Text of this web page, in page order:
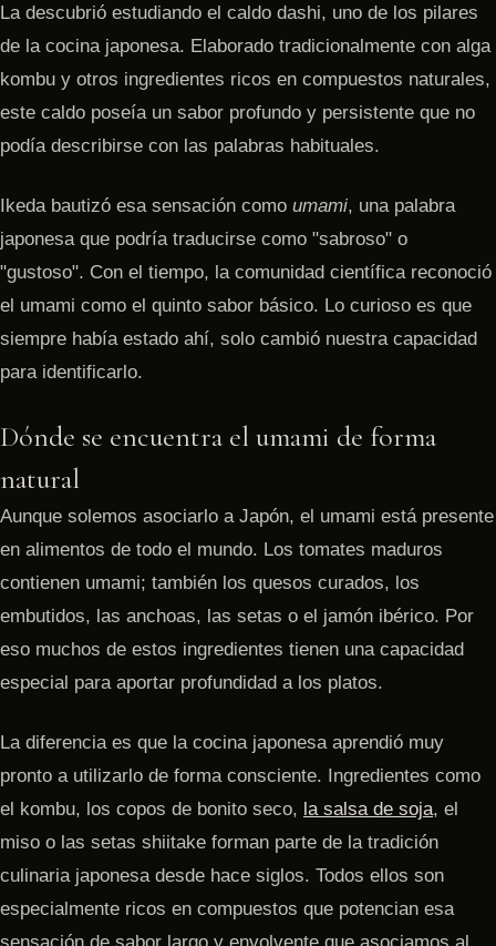
La descubrió estudiando el caldo dashi, uno de los pilares
de la cocina japonesa. Elaborado tradicionalmente con alga
kombu y otros ingredientes ricos en compuestos naturales,
este caldo poseía un sabor profundo y persistente que no
podía describirse con las palabras habituales.
Ikeda bautizó esa sensación como umami, una palabra
japonesa que podría traducirse como "sabroso" o
"gustoso". Con el tiempo, la comunidad científica reconoció
el umami como el quinto sabor básico. Lo curioso es que
siempre había estado ahí, solo cambió nuestra capacidad
para identificarlo.
Dónde se encuentra el umami de forma
natural
Aunque solemos asociarlo a Japón, el umami está presente
en alimentos de todo el mundo. Los tomates maduros
contienen umami; también los quesos curados, los
embutidos, las anchoas, las setas o el jamón ibérico. Por
eso muchos de estos ingredientes tienen una capacidad
especial para aportar profundidad a los platos.
La diferencia es que la cocina japonesa aprendió muy
pronto a utilizarlo de forma consciente. Ingredientes como
el kombu, los copos de bonito seco, la salsa de soja, el
miso o las setas shiitake forman parte de la tradición
culinaria japonesa desde hace siglos. Todos ellos son
especialmente ricos en compuestos que potencian esa
sensación de sabor largo y envolvente que asociamos al